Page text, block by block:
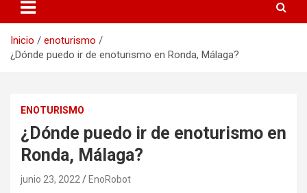
Inicio
enoturismo
¿Dónde puedo ir de enoturismo en Ronda, Málaga?
ENOTURISMO
¿Dónde puedo ir de enoturismo en
Ronda, Málaga?
junio 23, 2022 EnoRobot